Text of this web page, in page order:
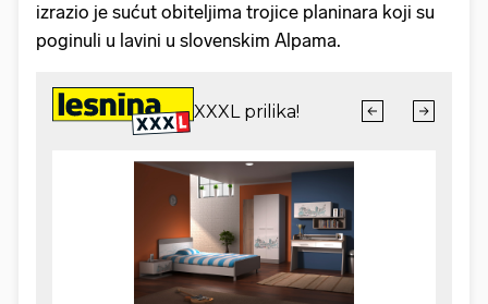
izrazio je sućut obiteljima trojice planinara koji su
poginuli u lavini u slovenskim Alpama.